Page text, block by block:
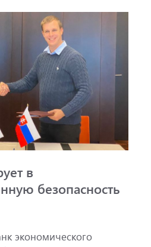
в
безопасность
экономического